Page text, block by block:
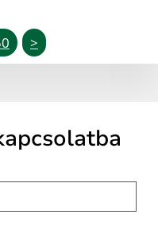
>